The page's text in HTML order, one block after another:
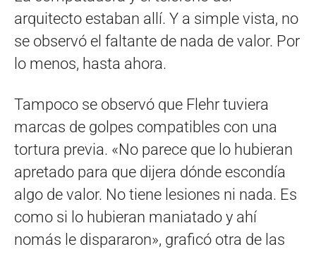
arquitecto estaban allí. Y a simple vista, no
se observó el faltante de nada de valor. Por
lo menos, hasta ahora.
Tampoco se observó que Flehr tuviera
marcas de golpes compatibles con una
tortura previa. «No parece que lo hubieran
apretado para que dijera dónde escondía
algo de valor. No tiene lesiones ni nada. Es
como si lo hubieran maniatado y ahí
nomás le dispararon», graficó otra de las